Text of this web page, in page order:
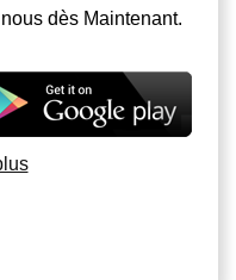
dès Maintenant.